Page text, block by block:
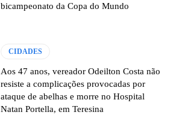
bicampeonato da Copa do Mundo
CIDADES
Aos 47 anos, vereador Odeilton Costa não
resiste a complicações provocadas por
ataque de abelhas e morre no Hospital
Natan Portella, em Teresina